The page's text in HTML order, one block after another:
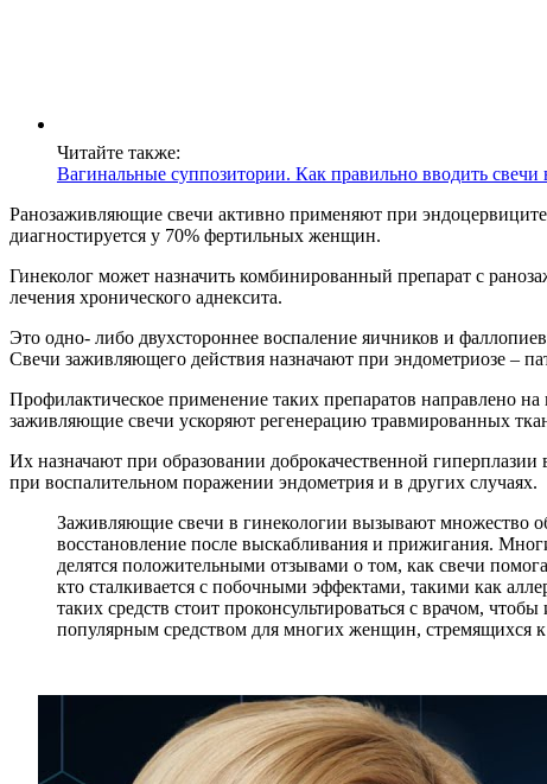
Читайте также:
Вагинальные суппозитории. Как правильно вводить свечи
Ранозаживляющие свечи активно применяют при
диагностируется у 70% фертильных женщин.
Гинеколог может назначить комбинированный препарат с
лечения хронического аднексита.
Это одно- либо двухстороннее воспаление яичников и
Свечи заживляющего действия назначают при эндометриозе –
Профилактическое применение таких препаратов направлено
заживляющие свечи ускоряют регенерацию травмированных
Их назначают при образовании доброкачественной
при воспалительном поражении эндометрия и в других случаях.
Заживляющие свечи в гинекологии вызывают множество
восстановление после выскабливания и прижигания.
делятся положительными отзывами о том, как свечи
кто сталкивается с побочными эффектами, такими как
таких средств стоит проконсультироваться с врачом,
популярным средством для многих женщин, стремящихся